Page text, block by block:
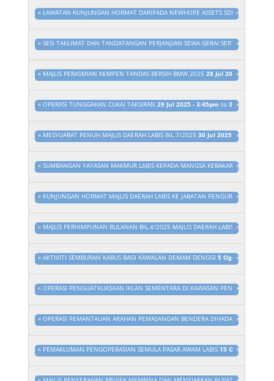
« LAWATAN KUNJUNGAN HORMAT DARIPADA NEWHOPE ASSETS SDN. BHD. KE
»
« SESI TAKLIMAT DAN TANDATANGAN PERJANJIAN SEWA GERAI SERTA
»
« MAJLIS PERASMIAN KEMPEN TANDAS BERSIH BMW 202528 Jul 2025 - 3:45pm
»
« OPERASI TUNGGAKAN CUKAI TAKSIRAN29 Jul 2025 - 3:45pm to31 Dis 2025 -
»
« MESYUARAT PENUH MAJLIS DAERAH LABIS BIL.7/202530 Jul 2025 - 3:45pm
»
« SUMBANGAN YAYASAN MAKMUR LABIS KEPADA MANGSA KEBAKARAN
»
« KUNJUNGAN HORMAT MAJLIS DAERAH LABIS KE JABATAN PENGURUSAN SISA
»
« MAJLIS PERHIMPUNAN BULANAN BIL.4/2025 MAJLIS DAERAH LABIS 4 Ogo 2025
»
« AKTIVITI SEMBURAN KABUS BAGI KAWALAN DEMAM DENGGI5 Ogo 2025 -
»
« OPERASI PENGUATKUASAAN IKLAN SEMENTARA DI KAWASAN PENTADBIRAN
»
« OPERASI PEMANTAUAN ARAHAN PEMASANGAN BENDERA DIHADAPAN
»
« PEMAKLUMAN PENGOPERASIAN SEMULA PASAR AWAM LABIS 15 Ogo 2025 -
»